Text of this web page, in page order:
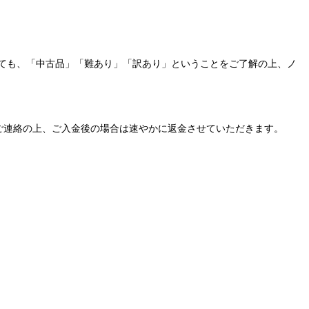
、「中古品」「難あり」「訳あり」ということをご了解の上、ノ
絡の上、ご入金後の場合は速やかに返金させていただきます。